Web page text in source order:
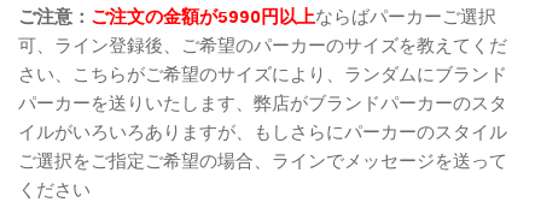
ご注意： ご注文の金額が5990円以上ならばパーカーご選択
可、ライン登録後、ご希望のパーカーのサイズを教えてくだ
さい、こちらがご希望のサイズにより、ランダムにブランド
パーカーを送りいたします、弊店がブランドパーカーのスタ
イルがいろいろありますが、もしさらにパーカーのスタイル
ご選択をご指定ご希望の場合、ラインでメッセージを送って
ください